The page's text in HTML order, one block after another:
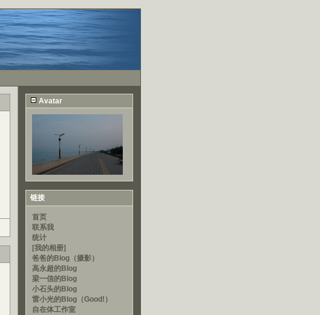
Avatar
链接
首页
联系我
统计
[我的相册]
爸爸的Blog（摄影）
高永超的Blog
梁一信的Blog
小石头的Blog
雷小光的Blog（Good!）
自在体工作室